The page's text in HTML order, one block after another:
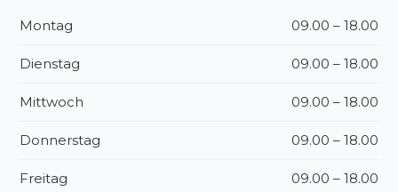
Montag 09.00 – 18.00
Dienstag 09.00 – 18.00
Mittwoch 09.00 – 18.00
Donnerstag 09.00 – 18.00
Freitag 09.00 – 18.00